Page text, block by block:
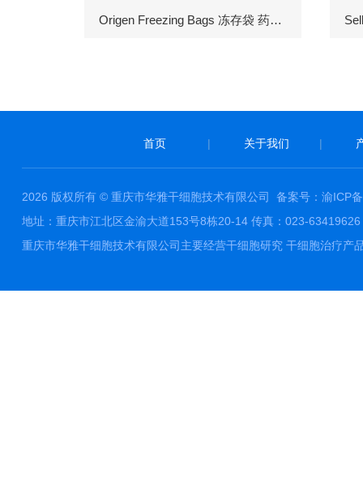
Origen Freezing Bags 冻存袋 药包材
首页 | 关于我们 |
2026 版权所有 © 重庆市华雅干细胞技术有限公司 备案号：渝ICP
地址：重庆市江北区金渝大道153号8栋20-14 传真：023-
重庆市华雅干细胞技术有限公司主要经营干细胞研究 干细胞治疗产